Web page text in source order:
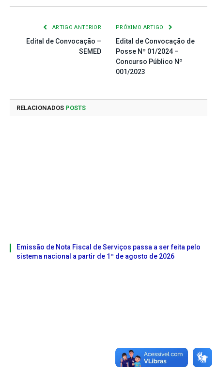
ARTIGO ANTERIOR
Edital de Convocação –
SEMED
PRÓXIMO ARTIGO
Edital de Convocação de
Posse Nº 01/2024 –
Concurso Público Nº
001/2023
RELACIONADOS POSTS
Emissão de Nota Fiscal de Serviços passa a ser feita pelo
sistema nacional a partir de 1º de agosto de 2026